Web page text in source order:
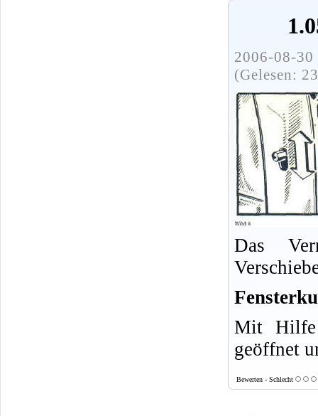
2006-08-
(Gelesen:
Das
Mit Hilfe
geöffnet
Bewerten - Schlecht